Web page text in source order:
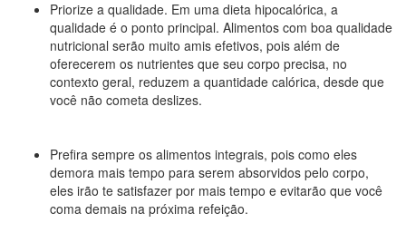
Priorize a qualidade. Em uma dieta hipocalórica, a
qualidade é o ponto principal. Alimentos com boa qualidade
nutricional serão muito amis efetivos, pois além de
oferecerem os nutrientes que seu corpo precisa, no
contexto geral, reduzem a quantidade calórica, desde que
você não cometa deslizes.
Prefira sempre os alimentos integrais, pois como eles
demora mais tempo para serem absorvidos pelo corpo,
eles irão te satisfazer por mais tempo e evitarão que você
coma demais na próxima refeição.